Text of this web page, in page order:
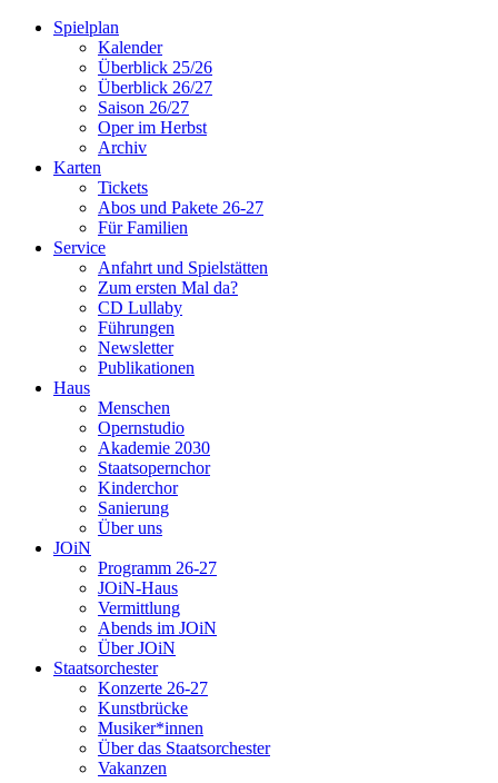
Spielplan
Kalender
Überblick 25/26
Überblick 26/27
Saison 26/27
Oper im Herbst
Archiv
Karten
Tickets
Abos und Pakete 26-27
Für Familien
Service
Anfahrt und Spielstätten
Zum ersten Mal da?
CD Lullaby
Führungen
Newsletter
Publikationen
Haus
Menschen
Opernstudio
Akademie 2030
Staatsopernchor
Kinderchor
Sanierung
Über uns
JOiN
Programm 26-27
JOiN-Haus
Vermittlung
Abends im JOiN
Über JOiN
Staatsorchester
Konzerte 26-27
Kunstbrücke
Musiker*innen
Über das Staatsorchester
Vakanzen